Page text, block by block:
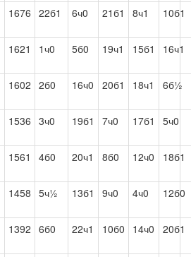
1676 22б1 6ч0 21б1 8ч1 10б1
1621 1ч0 5б0 19ч1 15б1 16ч1
1602 2б0 16ч0 20б1 18ч1 6б½
1536 3ч0 19б1 7ч0 17б1 5ч0
1561 4б0 20ч1 8б0 12ч0 18б1
1458 5ч½ 13б1 9ч0 4ч0 12б0
1392 6б0 22ч1 10б0 14ч0 20б1